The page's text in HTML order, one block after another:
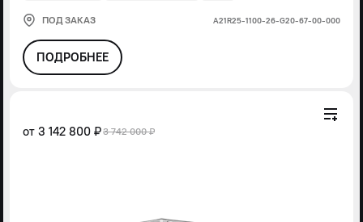
ПОД ЗАКАЗ А21R25-1100-26-G20-67-00-000
ПОДРОБНЕЕ
от 3 142 800 ₽3 742 000 ₽